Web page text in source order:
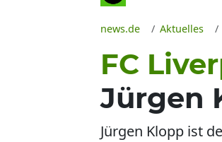
news.de Aktuelles
FC
Jürgen
Jürgen Klopp ist